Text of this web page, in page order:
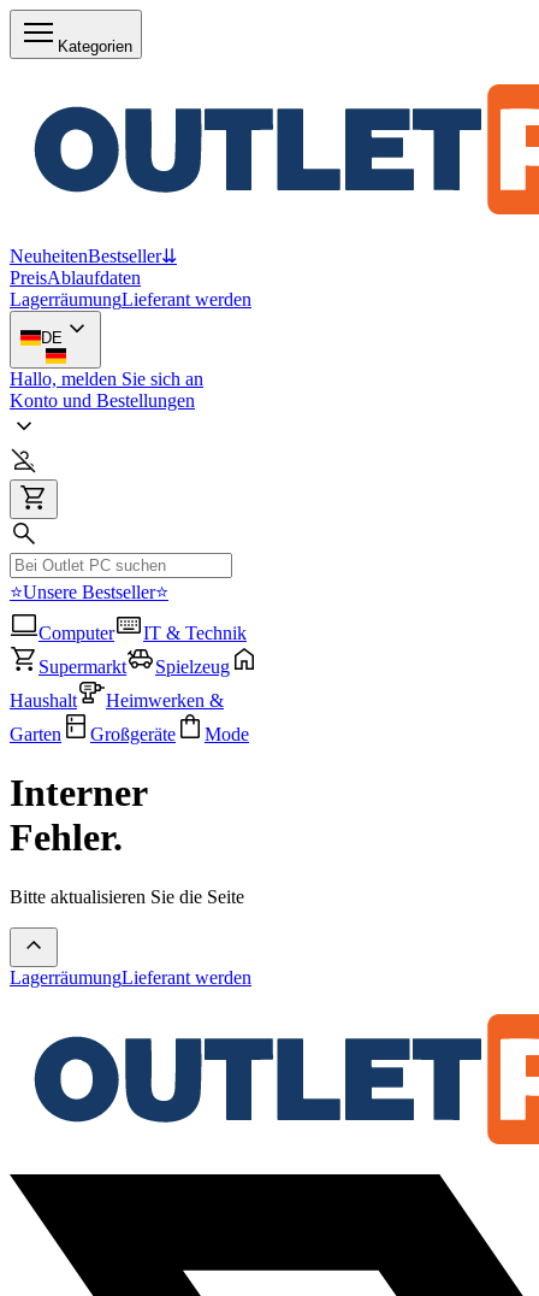
Kategorien
NeuheitenBestseller⇊
PreisAblaufdaten
LagerräumungLieferant werden
DE
Hallo, melden Sie sich an
Konto und Bestellungen
⭐Unsere Bestseller⭐
Computer
IT & Technik
Supermarkt
Spielzeug
Haushalt
Heimwerken &
Garten
Großgeräte Mode
Interner
Fehler.
Bitte aktualisieren Sie die Seite
LagerräumungLieferant werden